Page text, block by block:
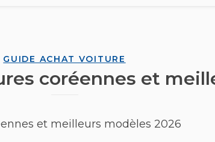
GUIDE ACHAT VOITURE
coréennes et
et meilleurs modèles 2026